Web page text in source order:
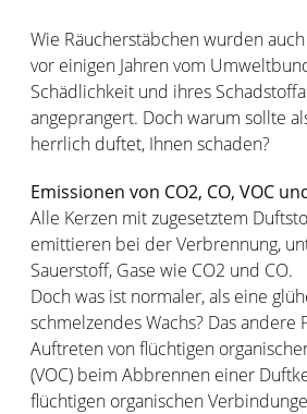
Wie Räucherstäbchen wurden
vor einigen Jahren vom
Schädlichkeit und ihres
angeprangert. Doch warum sollte
herrlich duftet, Ihnen schaden?
Emissionen von CO2, CO, VOC
Alle Kerzen mit zugesetztem
emittieren bei der Verbrennung,
Sauerstoff, Gase wie CO2 und CO.
Doch was ist normaler, als eine
schmelzendes Wachs? Das andere
Auftreten von flüchtigen
(VOC) beim Abbrennen einer
flüchtigen organischen